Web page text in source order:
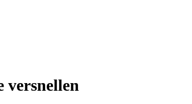
versnellen